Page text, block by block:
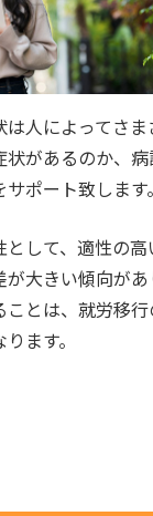
人によってさま
状があるのか、
サポート致します。
して、適性の
が大きい傾向が
ことは、就労移
ます。